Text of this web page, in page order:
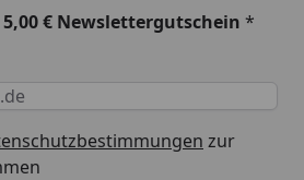
€ Newslettergutschein *
zur